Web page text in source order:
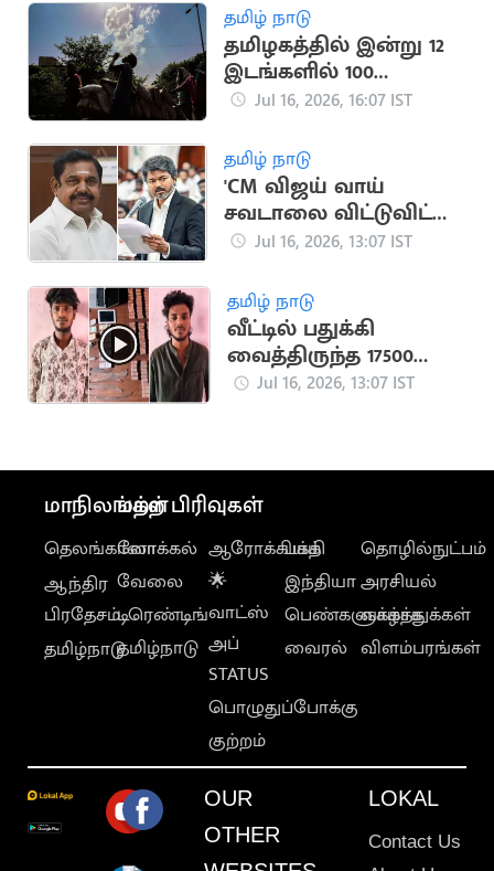
தமிழ் நாடு
தமிழகத்தில் இன்று 12
இடங்களில் 100
டிகிரியை தாண்டிய
Jul 16, 2026, 16:07 IST
தமிழ் நாடு
'CM விஜய் வாய்
சவடாலை விட்டுவிட்டு
குடிநீர் தேவையை
Jul 16, 2026, 13:07 IST
தமிழ் நாடு
வீட்டில் பதுக்கி
வைத்திருந்த 17500
போதை மாத்திரைகள்
Jul 16, 2026, 13:07 IST
மாநிலங்கள்
தெலங்கானா
ஆந்திர
பிரதேசம்
தமிழ்நாடு
மற்ற பிரிவுகள்
லோக்கல்
வேலை
டிரெண்டிங்
தமிழ்நாடு
ஆரோக்கியம்
🌟
வாட்ஸ்
அப்
STATUS
பொழுதுப்போக்கு
குற்றம்
பக்தி
இந்தியா
பெண்களுக்காக
வைரல்
தொழில்நுட்பம்
அரசியல்
வாழ்த்துக்கள்
விளம்பரங்கள்
OUR
OTHER
LOKAL
Contact Us